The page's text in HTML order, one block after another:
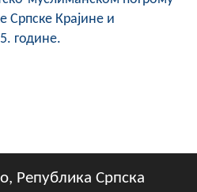
ЗАШТИТА
Српске Крајине и
године.
Република Српска